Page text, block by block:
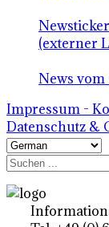
(externer
News
Impressum -
Datenschutz &